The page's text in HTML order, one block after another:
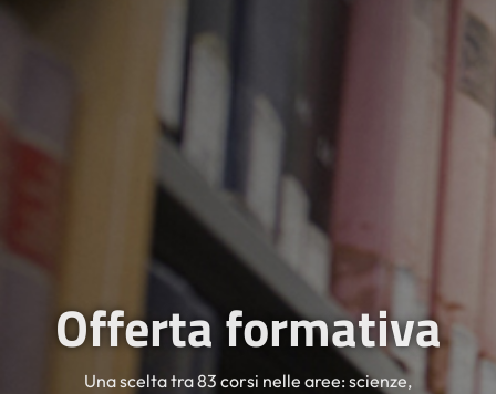
Offerta formativa
Una scelta tra 83 corsi nelle aree: scienze,